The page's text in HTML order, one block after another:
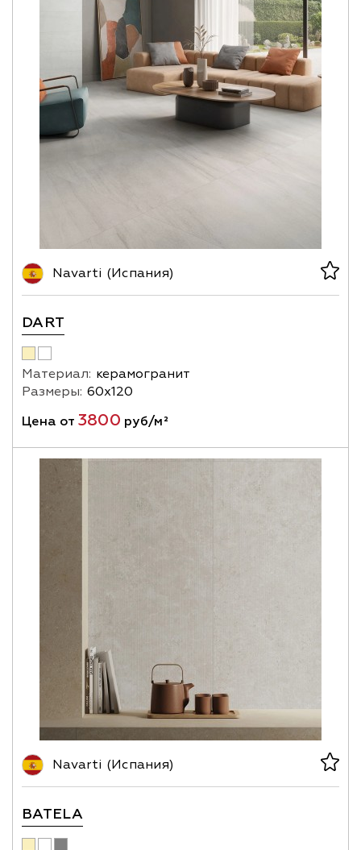
Navarti (Испания)
DART
Материал: керамогранит
Размеры: 60х120
Цена от 3800 руб/м²
Navarti (Испания)
BATELA